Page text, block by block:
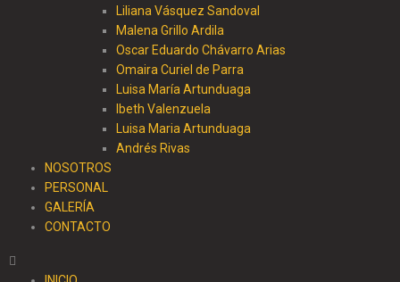
Liliana Vásquez Sandoval
Malena Grillo Ardila
Oscar Eduardo Chávarro Arias
Omaira Curiel de Parra
Luisa María Artunduaga
Ibeth Valenzuela
Luisa Maria Artunduaga
Andrés Rivas
NOSOTROS
PERSONAL
GALERÍA
CONTACTO